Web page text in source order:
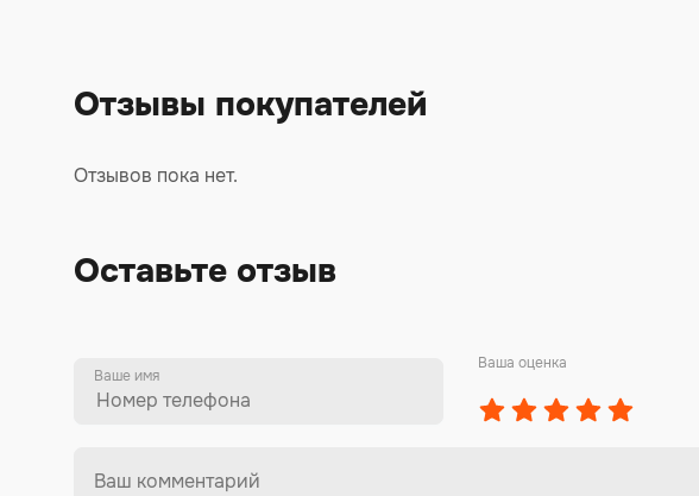
Отзывы покупателей
Отзывов пока нет.
Оставьте отзыв
Ваше имя
Ваша оценка